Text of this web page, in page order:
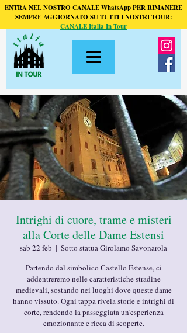
ENTRA NEL NOSTRO CANALE WhatsApp PER RIMANERE
SEMPRE AGGIORNATO SU TUTTI I NOSTRI TOUR:
CANALE Italia In Tour
Intrighi di cuore, trame e misteri
alla Corte delle Dame Estensi
sab 22 feb
  |
Sotto statua Girolamo Savonarola
Partendo dal simbolico Castello Estense, ci
addentreremo nelle caratteristiche stradine
medievali, sostando nei luoghi dove queste dame
hanno vissuto. Ogni tappa rivela storie e intrighi di
corte, rendendo la passeggiata un'esperienza
emozionante e ricca di scoperte.